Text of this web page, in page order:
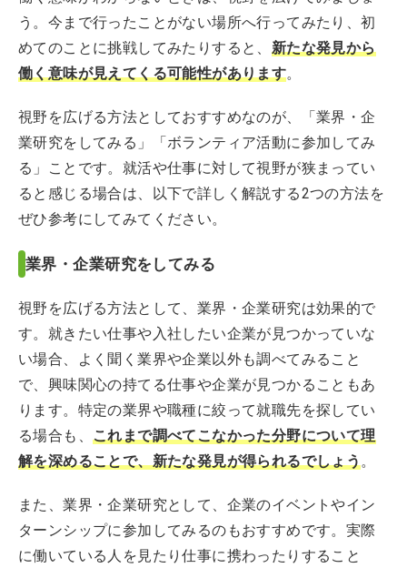
う。今まで行ったことがない場所へ行ってみたり、初
めてのことに挑戦してみたりすると、 新たな発見から
働く意味が見えてくる可能性があります。
視野を広げる方法としておすすめなのが、「業界・企
業研究をしてみる」「ボランティア活動に参加してみ
る」ことです。就活や仕事に対して視野が狭まってい
ると感じる場合は、以下で詳しく解説する2つの方法を
ぜひ参考にしてみてください。
業界・企業研究をしてみる
視野を広げる方法として、業界・企業研究は効果的で
す。就きたい仕事や入社したい企業が見つかっていな
い場合、よく聞く業界や企業以外も調べてみること
で、興味関心の持てる仕事や企業が見つかることもあ
ります。特定の業界や職種に絞って就職先を探してい
る場合も、 これまで調べてこなかった分野について理
解を深めることで、新たな発見が得られるでしょう。
また、業界・企業研究として、企業のイベントやイン
ターンシップに参加してみるのもおすすめです。実際
に働いている人を見たり仕事に携わったりすること